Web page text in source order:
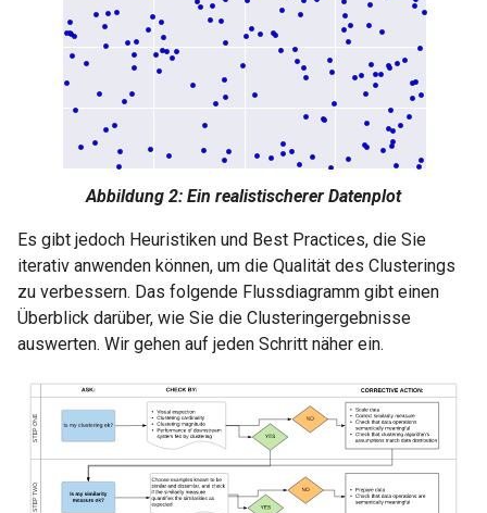
Abbildung 2: Ein realistischerer Datenplot
Es gibt jedoch Heuristiken und Best Practices, die Sie
iterativ anwenden können, um die Qualität des Clusterings
zu verbessern. Das folgende Flussdiagramm gibt einen
Überblick darüber, wie Sie die Clusteringergebnisse
auswerten. Wir gehen auf jeden Schritt näher ein.